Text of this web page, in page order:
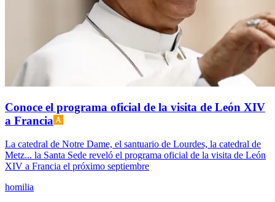
Conoce el programa oficial de la visita de León XIV
a Francia
La catedral de Notre Dame, el santuario de Lourdes, la catedral de
Metz... la Santa Sede reveló el programa oficial de la visita de León
XIV a Francia el próximo septiembre
homilia